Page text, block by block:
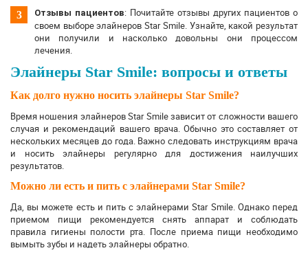
Отзывы пациентов: Почитайте отзывы других пациентов о
своем выборе элайнеров Star Smile. Узнайте, какой результат
они получили и насколько довольны они процессом
лечения.
Элайнеры Star Smile: вопросы и ответы
Как долго нужно носить элайнеры Star Smile?
Время ношения элайнеров Star Smile зависит от сложности вашего
случая и рекомендаций вашего врача. Обычно это составляет от
нескольких месяцев до года. Важно следовать инструкциям врача
и носить элайнеры регулярно для достижения наилучших
результатов.
Можно ли есть и пить с элайнерами Star Smile?
Да, вы можете есть и пить с элайнерами Star Smile. Однако перед
приемом пищи рекомендуется снять аппарат и соблюдать
правила гигиены полости рта. После приема пищи необходимо
вымыть зубы и надеть элайнеры обратно.